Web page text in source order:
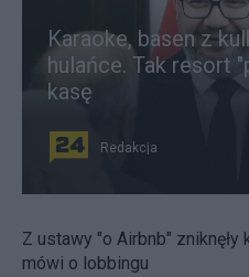
Karaoke, basen z
hulańce. Tak resort
kasę
Redakcja
Z ustawy "o Airbnb"
mówi o lobbingu